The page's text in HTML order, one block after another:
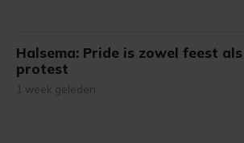
Halsema: Pride is zowel feest als
protest
1 week geleden